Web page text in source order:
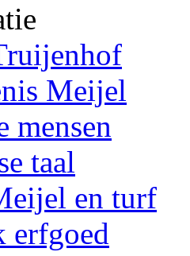
Meijel
mensen
taal
en turf
erfgoed